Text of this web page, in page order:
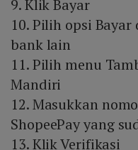
9. Klik Bayar
10. Pilih opsi
bank lain
11. Pilih menu
Mandiri
12. Masukkan
ShopeePay yang
13. Klik Verifikasi